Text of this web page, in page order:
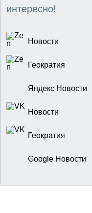
интересно!
Новости
Геократия
Яндекс Новости
Новости
Геократия
Google Новости